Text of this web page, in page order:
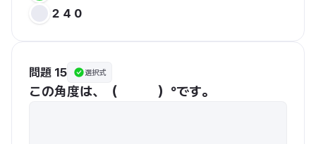
２４０
問題 15 選択式
この角度は、（　　　）°です。